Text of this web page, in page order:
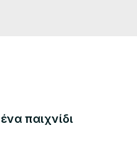
παιχνίδι